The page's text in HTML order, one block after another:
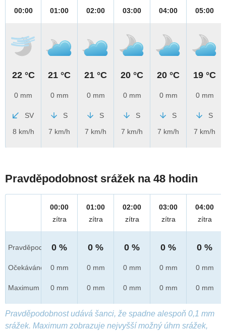
00:00
22 °C
0 mm
SV
8 km/h
01:00
21 °C
0 mm
S
7 km/h
02:00
21 °C
0 mm
S
7 km/h
03:00
20 °C
0 mm
S
7 km/h
04:00
20 °C
0 mm
S
7 km/h
05:00
19 °C
0 mm
S
7 km/h
Pravděpodobnost srážek na 48 hodin
Pravděpod.
Očekáváno
Maximum
00:00
zítra
0 %
0 mm
0 mm
01:00
zítra
0 %
0 mm
0 mm
02:00
zítra
0 %
0 mm
0 mm
03:00
zítra
0 %
0 mm
0 mm
04:00
zítra
0 %
0 mm
0 mm
Pravděpodobnost udává šanci, že spadne alespoň 0,1 mm
srážek. Maximum zobrazuje nejvyšší možný úhrn srážek,